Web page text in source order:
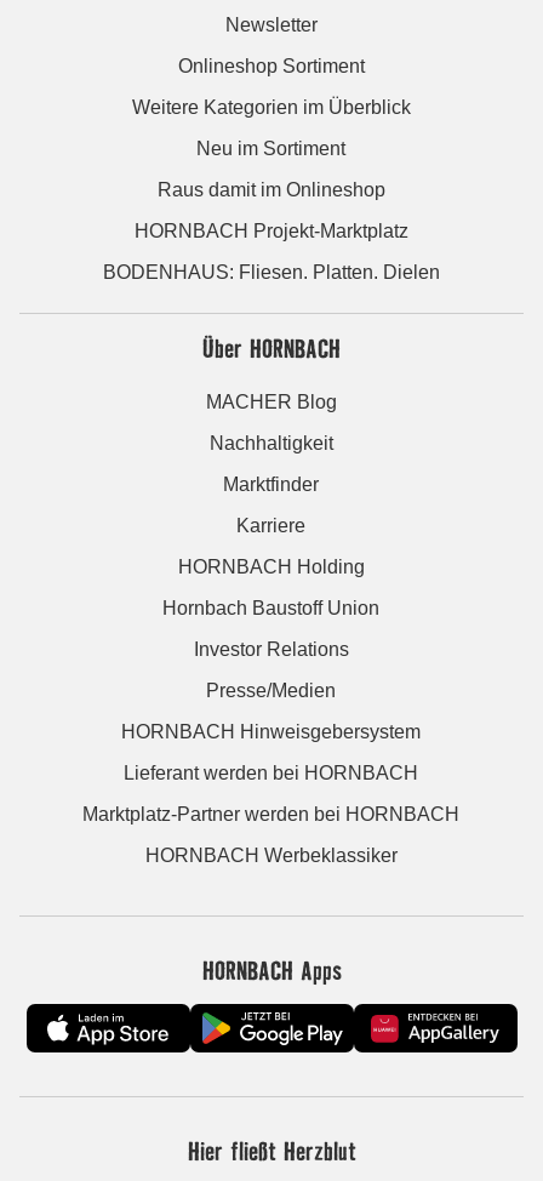
Newsletter
Onlineshop Sortiment
Weitere Kategorien im Überblick
Neu im Sortiment
Raus damit im Onlineshop
HORNBACH Projekt-Marktplatz
BODENHAUS: Fliesen. Platten. Dielen
Über HORNBACH
MACHER Blog
Nachhaltigkeit
Marktfinder
Karriere
HORNBACH Holding
Hornbach Baustoff Union
Investor Relations
Presse/Medien
HORNBACH Hinweisgebersystem
Lieferant werden bei HORNBACH
Marktplatz-Partner werden bei HORNBACH
HORNBACH Werbeklassiker
HORNBACH Apps
Hier fließt Herzblut